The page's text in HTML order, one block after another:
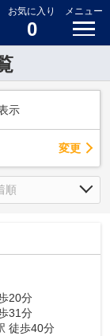
お気に入り
0
メニュー
示
変更
20分
31分
徒歩40分